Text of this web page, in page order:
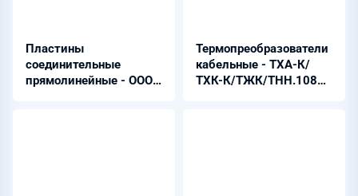
Пластины
соединительные
прямолинейные - ООО
Термопреобразователи
кабельные - ТХА-К/
ТХК-К/ТЖК/ТНН.108